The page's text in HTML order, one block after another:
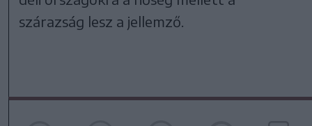
szárazság lesz a jellemző.